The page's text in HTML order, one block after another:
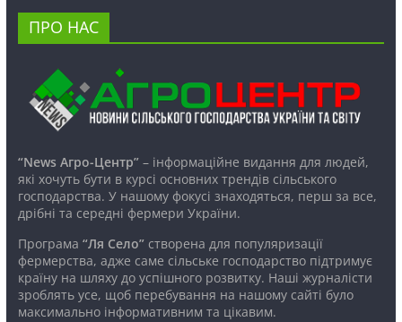
ПРО НАС
“News Агро-Центр”– інформаційне видання для людей,
які хочуть бути в курсі основних трендів сільського
господарства. У нашому фокусі знаходяться, перш за все,
дрібні та середні фермери України.
Програма “Ля Село”створена для популяризації
фермерства, адже саме сільське господарство підтримує
країну на шляху до успішного розвитку. Наші журналісти
зроблять усе, щоб перебування на нашому сайті було
максимально інформативним та цікавим.